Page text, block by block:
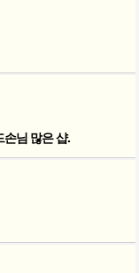
손님 많은 샵.